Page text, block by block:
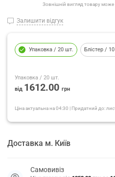
Зовнішній вигляд товару може
Залишити відгук
Упаковка / 20 шт. Блістер /
Упаковка / 20 шт.
від 1612.00 грн
Ціна актуальна на04:30 | Придатний до:
Доставка м. Київ
Самовивіз